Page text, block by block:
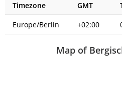
Timezone GMT
Europe/Berlin
+02:00
Map of